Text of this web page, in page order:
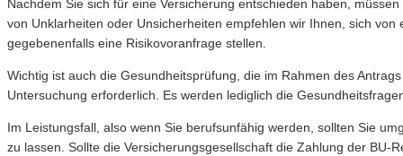
Nachdem Sie sich für eine Versicherung entschieden haben,
von Unklarheiten oder Unsicherheiten empfehlen wir Ihnen, sich
gegebenenfalls eine Risikovoranfrage stellen.
Wichtig ist auch die Gesundheitsprüfung, die im Rahmen des
Untersuchung erforderlich. Es werden lediglich die
Im Leistungsfall, also wenn Sie berufsunfähig werden, sollten Sie
zu lassen. Sollte die Versicherungsgesellschaft die Zahlung der